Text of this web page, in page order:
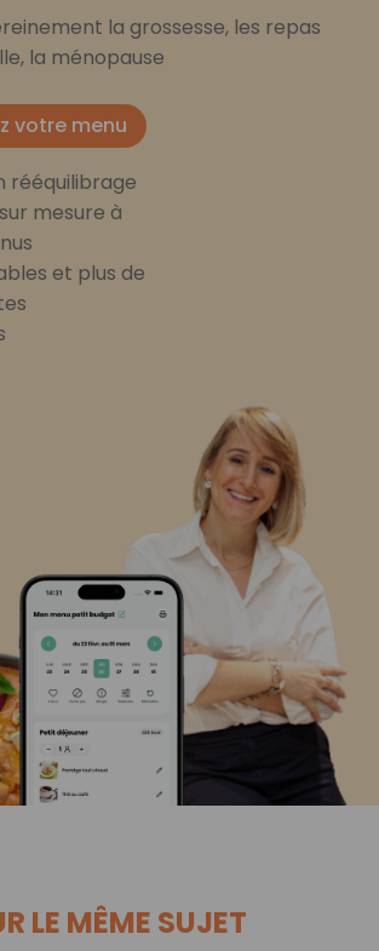
la grossesse, les repas
la ménopause
votre menu
rééquilibrage
mesure à
et plus de
LE MÊME SUJET